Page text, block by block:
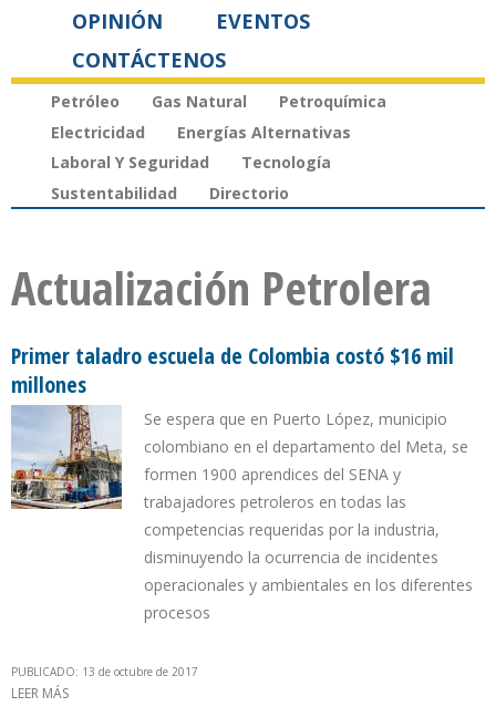
OPINIÓN
EVENTOS
CONTÁCTENOS
Petróleo Gas Natural
Petroquímica
Electricidad
Energías Alternativas
Laboral Y Seguridad
Tecnología
Sustentabilidad
Directorio
Actualización Petrolera
Primer taladro escuela de Colombia costó $16 mil
millones
Se espera que en Puerto López, municipio
colombiano en el departamento del Meta, se
formen 1900 aprendices del SENA y
trabajadores petroleros en todas las
competencias requeridas por la industria,
disminuyendo la ocurrencia de incidentes
operacionales y ambientales en los diferentes
procesos
PUBLICADO: 13 de octubre de 2017
LEER MÁS